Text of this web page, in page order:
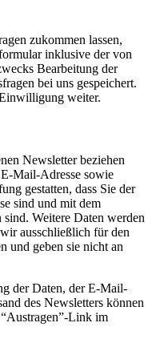
zukommen lassen,
inklusive der von
Bearbeitung der
bei uns gespeichert.
weiter.
Newsletter beziehen
Mail-Adresse sowie
gestatten, dass Sie der
sind und mit dem
Weitere Daten werden
ausschließlich für den
und geben sie nicht an
der Daten, der E-Mail-
des Newsletters können
Link im